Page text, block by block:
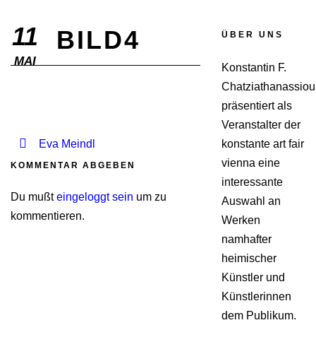
11
MAI
BILD4
Eva Meindl
KOMMENTAR ABGEBEN
Du mußteingeloggt sein um zu
kommentieren.
ÜBER UNS
Konstantin F.
Chatziathanassiou
präsentiert als
Veranstalter der
konstante art fair
vienna eine
interessante
Auswahl an
Werken
namhafter
heimischer
Künstler und
Künstlerinnen
dem Publikum.